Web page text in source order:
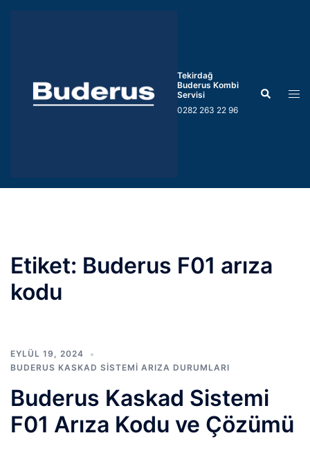
Tekirdağ
Buderus Kombi
Servisi
0282 263 22 96
Search
Etiket: Buderus F01 arıza
kodu
EYLÜL 19, 2024
BUDERUS KASKAD SISTEMI ARIZA DURUMLARI
Buderus Kaskad Sistemi
F01 Arıza Kodu ve Çözümü